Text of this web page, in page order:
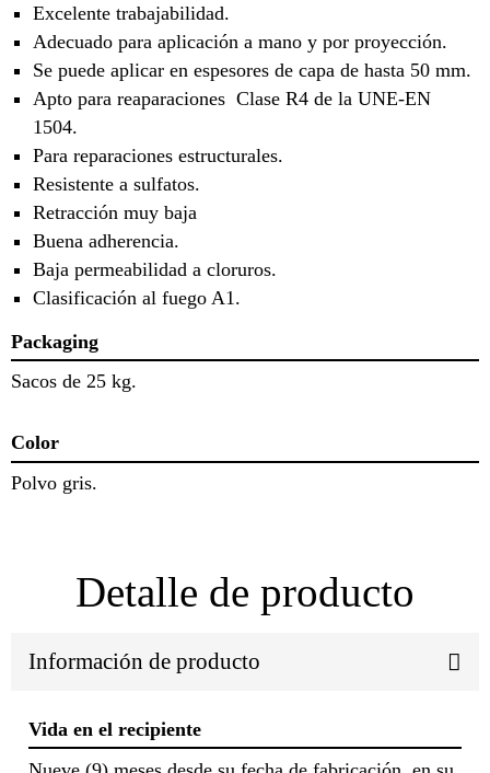
Excelente trabajabilidad.
Adecuado para aplicación a mano y por proyección.
Se puede aplicar en espesores de capa de hasta 50 mm.
Apto para reaparaciones Clase R4 de la UNE-EN
1504.
Para reparaciones estructurales.
Resistente a sulfatos.
Retracción muy baja
Buena adherencia.
Baja permeabilidad a cloruros.
Clasificación al fuego A1.
Packaging
Sacos de 25 kg.
Color
Polvo gris.
Detalle de producto
Información de producto
Vida en el recipiente